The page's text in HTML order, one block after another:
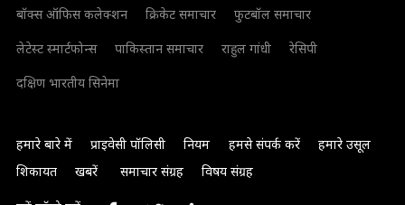
बॉक्स ऑफिस कलेक्शन
क्रिकेट समाचार
फुटबॉल समाचार
लेटेस्ट स्मार्टफोन्स
पाकिस्तान समाचार राहुल गांधी
रेसिपी
दक्षिण भारतीय सिनेमा
हमारे बारे में प्राइवेसी पॉलिसी नियम हमसे संपर्क करें
हमारे उसूल
शिकायत
खबरें समाचार संग्रह विषय संग्रह